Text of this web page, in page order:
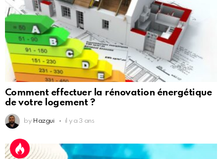
Comment effectuer la rénovation énergétique
de votre logement ?
by Hazgui il y a 3 ans